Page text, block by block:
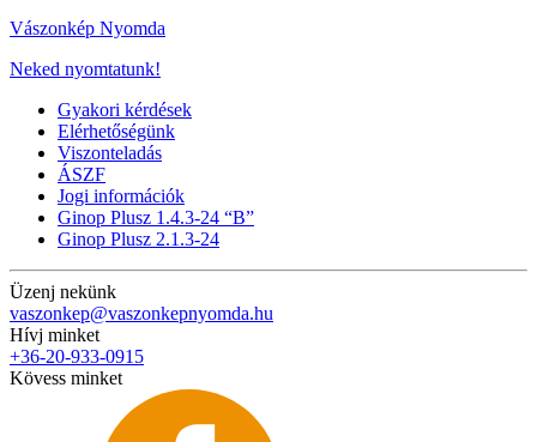
Vászonkép Nyomda
Neked nyomtatunk!
Gyakori kérdések
Elérhetőségünk
Viszonteladás
ÁSZF
Jogi információk
Ginop Plusz 1.4.3-24 “B”
Ginop Plusz 2.1.3-24
Üzenj nekünk
vaszonkep@vaszonkepnyomda.hu
Hívj minket
+36-20-933-0915
Kövess minket